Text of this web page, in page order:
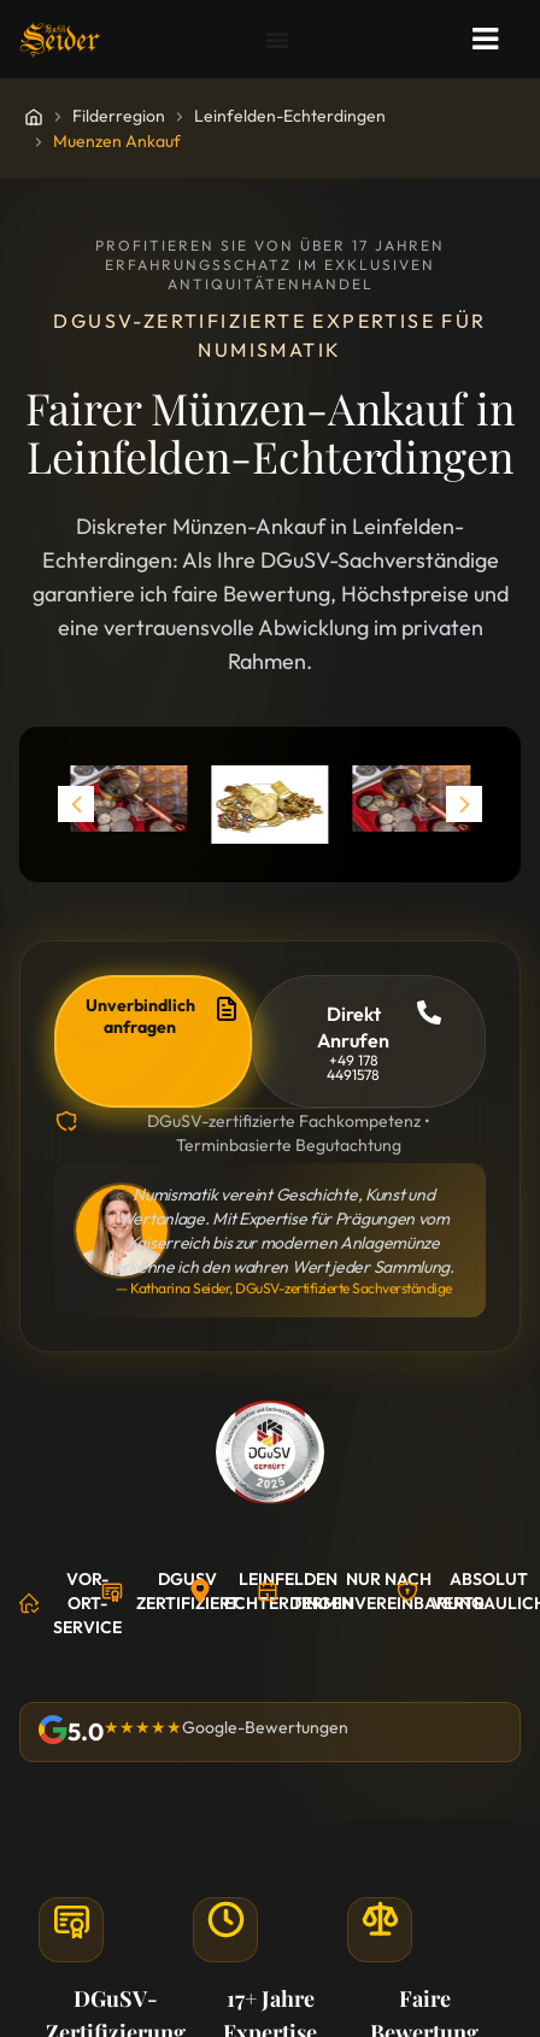
Filderregion
Leinfelden-Echterdingen
Muenzen Ankauf
PROFITIEREN SIE VON ÜBER 17 JAHREN
ERFAHRUNGSSCHATZ IM EXKLUSIVEN
ANTIQUITÄTENHANDEL
DGUSV-ZERTIFIZIERTE EXPERTISE FÜR
NUMISMATIK
Fairer Münzen-Ankauf in
Leinfelden-Echterdingen
Diskreter Münzen-Ankauf in Leinfelden-
Echterdingen: Als Ihre DGuSV-Sachverständige
garantiere ich faire Bewertung, Höchstpreise und
eine vertrauensvolle Abwicklung im privaten
Rahmen.
Unverbindlich
anfragen
Direkt
Anrufen
+49 178
4491578
DGuSV-zertifizierte Fachkompetenz •
Terminbasierte Begutachtung
Numismatik vereint Geschichte, Kunst und
Wertanlage. Mit Expertise für Prägungen vom
Kaiserreich bis zur modernen Anlagemünze
erkenne ich den wahren Wert jeder Sammlung.
— Katharina Seider, DGuSV-zertifizierte Sachverständige
VOR-
ORT-
SERVICE
DGUSV
ZERTIFIZIERT
LEINFELDEN
ECHTERDINGEN
NUR NACH
TERMINVEREINBARUNG
ABSOLUT
5.0★★★★★Google-Bewertungen
DGuSV-
17+ Jahre
Faire